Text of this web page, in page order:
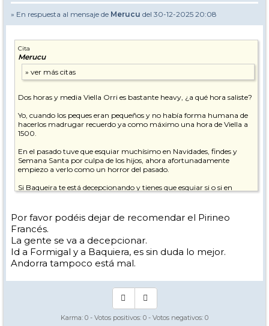
» En respuesta al mensaje de Merucu del 30-12-2025 20:08
Cita
Merucu
Dos horas y media Viella Orri es bastante heavy, ¿a qué hora saliste?
Yo, cuando los peques eran pequeños y no había forma humana de
hacerlos madrugar recuerdo ya como máximo una hora de Viella a
1500.
En el pasado tuve que esquiar muchísimo en Navidades, findes y
Semana Santa por culpa de los hijos, ahora afortunadamente
empiezo a verlo como un horror del pasado.
Si Baqueira te está decepcionando y tienes que esquiar si o si en
tiempo.
Por favor podéis dejar de recomendar el Pirineo
Francés.
La gente se va a decepcionar.
Id a Formigal y a Baquiera, es sin duda lo mejor.
Andorra tampoco está mal.
Karma: 0 - Votos positivos: 0 - Votos negativos: 0